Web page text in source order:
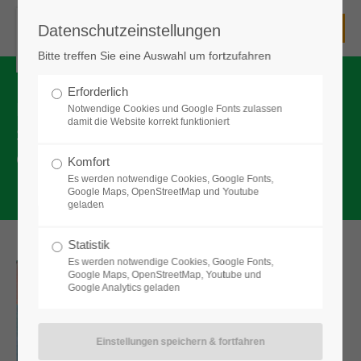
Unsere Schule
Gesamtschule
mit Mittelschule, Realschule und Gymnasium
mit einer Schulleitung und
mit enger Zusammenarbeit gerade auch zwischen den
Schularten
Kontakt zu unserer Schule
Senefelder-Schule Treuchtlingen
Staatliche kooperative Gesamtschule
Bgm.-Döbler-Allee 3
91757 Treuchtlingen
DIE SENEFELDER-SCHULE, EINE
STAATLICHE KOOPERATIVE
GESAMTSCHULE
Datenschutzeinstellungen
Bitte treffen Sie eine Auswahl um fortzufahren
Erforderlich
Notwendige Cookies und Google Fonts zulassen
damit die Website korrekt funktioniert
Komfort
Es werden notwendige Cookies, Google Fonts,
Google Maps, OpenStreetMap und Youtube
geladen
Statistik
Es werden notwendige Cookies, Google Fonts,
Google Maps, OpenStreetMap, Youtube und
Google Analytics geladen